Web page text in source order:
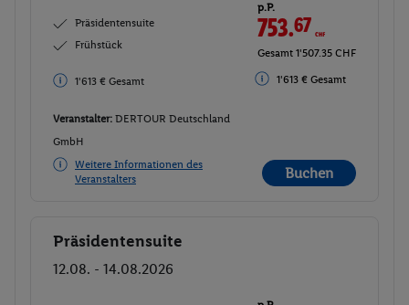
Präsidentensuite
Frühstück
1'613 € Gesamt
p.P.
753.67CHF
Gesamt 1'507.35 CHF
1'613 € Gesamt
Veranstalter: DERTOUR Deutschland
GmbH
Weitere Informationen des
Veranstalters
Buchen
Buchen
Präsidentensuite
12.08. - 14.08.2026